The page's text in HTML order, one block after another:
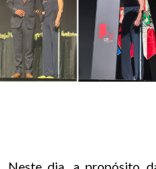
Neste dia, a propósito